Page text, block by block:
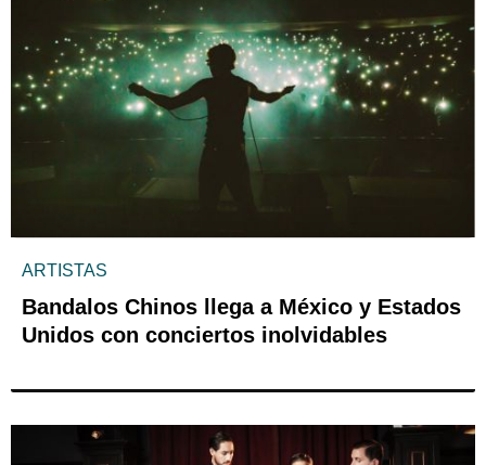
ARTISTAS
Bandalos Chinos llega a México y Estados
Unidos con conciertos inolvidables